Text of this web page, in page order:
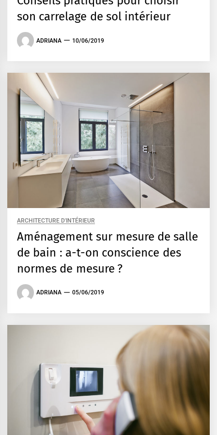
son carrelage de sol intérieur
ADRIANA 10/06/2019
ARCHITECTURE D'INTÉRIEUR
Aménagement sur mesure de salle
de bain : a-t-on conscience des
normes de mesure ?
ADRIANA 05/06/2019